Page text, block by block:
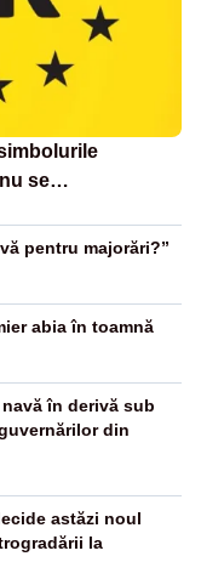
se
pentru majorări?”
abia în toamnă
în derivă sub
din
astăzi noul
la